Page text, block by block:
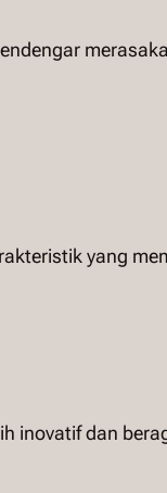
yang
inovatif dan